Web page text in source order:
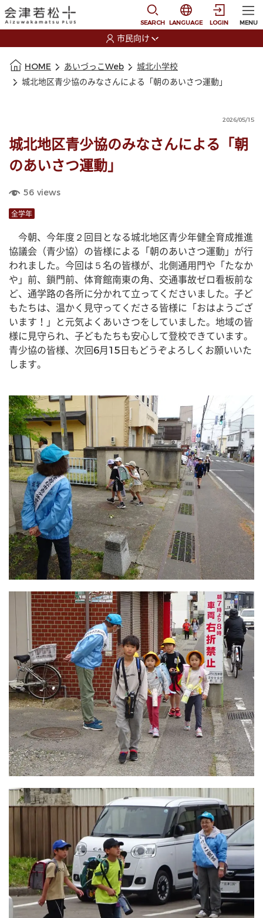
SEARCH
選択すると言語の切
LANGUAGE LOGIN MENU
市民向け
HOME あいづっこWeb
城北小学校
城北地区青少協のみなさんによる「朝のあいさつ運動」
2026/05/15
城北地区青少協のみなさんによる「朝
のあいさつ運動」
56 views
全学年
今朝、今年度２回目となる城北地区青少年健全育成推進
協議会（青少協）の皆様による「朝のあいさつ運動」が行
われました。今回は５名の皆様が、北側通用門や「たなか
や」前、鎖門前、体育館南東の角、交通事故ゼロ看板前な
ど、通学路の各所に分かれて立ってくださいました。子ど
もたちは、温かく見守ってくださる皆様に「おはようござ
います！」と元気よくあいさつをしていました。地域の皆
様に見守られ、子どもたちも安心して登校できています。
青少協の皆様、次回6月15日もどうぞよろしくお願いいた
します。